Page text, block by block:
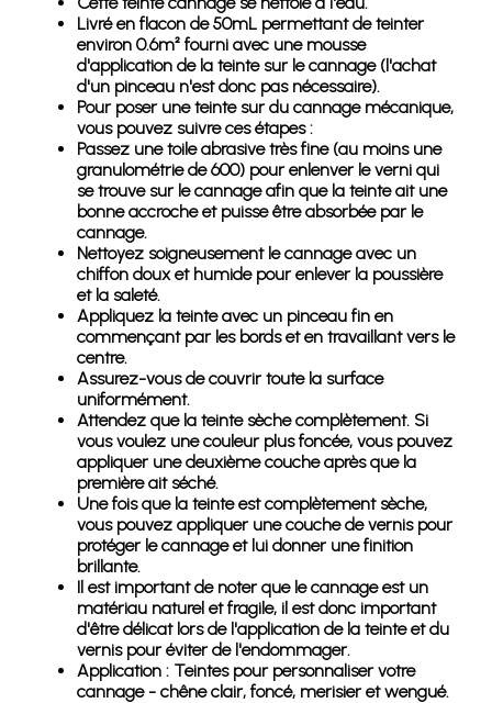
Livré en flacon de 50mL permettant de teinter
environ 0.6m² fourni avec une mousse
d'application de la teinte sur le cannage (l'achat
d'un pinceau n'est donc pas nécessaire).
Pour poser une teinte sur du cannage mécanique,
vous pouvez suivre ces étapes :
Passez une toile abrasive très fine (au moins une
granulométrie de 600) pour enlenver le verni qui
se trouve sur le cannage afin que la teinte ait une
bonne accroche et puisse être absorbée par le
cannage.
Nettoyez soigneusement le cannage avec un
chiffon doux et humide pour enlever la poussière
et la saleté.
Appliquez la teinte avec un pinceau fin en
commençant par les bords et en travaillant vers le
centre.
Assurez-vous de couvrir toute la surface
uniformément.
Attendez que la teinte sèche complètement. Si
vous voulez une couleur plus foncée, vous pouvez
appliquer une deuxième couche après que la
première ait séché.
Une fois que la teinte est complètement sèche,
vous pouvez appliquer une couche de vernis pour
protéger le cannage et lui donner une finition
brillante.
Il est important de noter que le cannage est un
matériau naturel et fragile, il est donc important
d'être délicat lors de l'application de la teinte et du
vernis pour éviter de l'endommager.
Application : Teintes pour personnaliser votre
cannage - chêne clair, foncé, merisier et wengué.